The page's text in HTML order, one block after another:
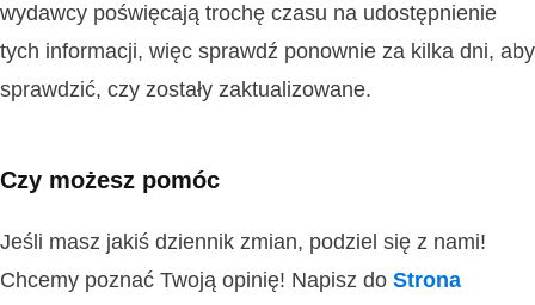
wydawcy poświęcają trochę czasu na udostępnienie
tych informacji, więc sprawdź ponownie za kilka dni, aby
sprawdzić, czy zostały zaktualizowane.
Czy możesz pomóc
Jeśli masz jakiś dziennik zmian, podziel się z nami!
Chcemy poznać Twoją opinię! Napisz do Strona